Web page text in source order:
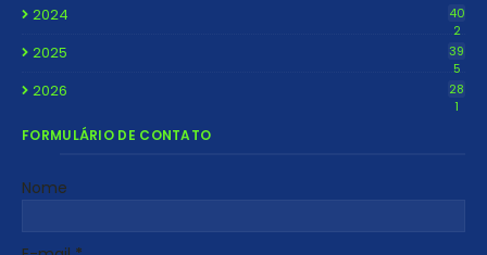
2024
40
2
2025
39
5
2026
28
1
FORMULÁRIO DE CONTATO
Nome